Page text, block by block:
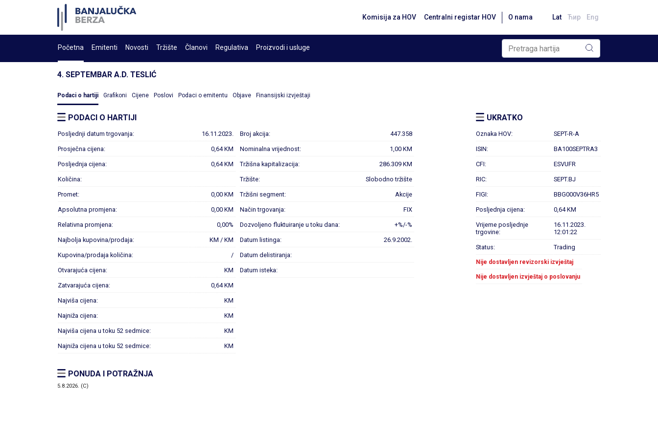
Komisija za HOV Centralni registar HOV O nama Lat Ћир Eng
Početna Emitenti Novosti Tržište Članovi Regulativa Proizvodi i usluge
4. SEPTEMBAR A.D. TESLIĆ
Podaci o hartiji Grafikoni Cijene Poslovi Podaci o emitentu Objave Finansijski izvještaji
PODACI O HARTIJI
Posljednji datum trgovanja: 16.11.2023.
Prosječna cijena: 0,64 KM
Posljednja cijena: 0,64 KM
Količina:
Promet: 0,00 KM
Apsolutna promjena: 0,00 KM
Relativna promjena: 0,00%
Najbolja kupovina/prodaja: KM / KM
Kupovina/prodaja količina: /
Otvarajuća cijena: KM
Zatvarajuća cijena: 0,64 KM
Najviša cijena: KM
Najniža cijena: KM
Najviša cijena u toku 52 sedmice: KM
Najniža cijena u toku 52 sedmice: KM
Broj akcija: 447.358
Nominalna vrijednost: 1,00 KM
Tržišna kapitalizacija: 286.309 KM
Tržište: Slobodno tržište
Tržišni segment: Akcije
Način trgovanja: FIX
Dozvoljeno fluktuiranje u toku dana: +%/-%
Datum listinga: 26.9.2002.
Datum delistiranja:
Datum isteka:
UKRATKO
Oznaka HOV: SEPT-R-A
ISIN: BA100SEPTRA3
CFI: ESVUFR
RIC: SEPT.BJ
FIGI: BBG000V36HR5
Posljednja cijena: 0,64 KM
Vrijeme posljednje
trgovine:
16.11.2023.
12:01:22
Status: Trading
Nije dostavljen revizorski izvještaj
Nije dostavljen izvještaj o poslovanju
PONUDA I POTRAŽNJA
5.8.2026. (C)